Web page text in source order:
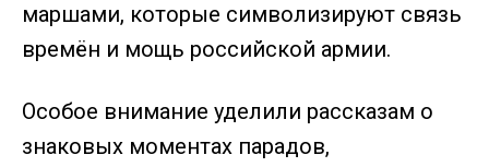
маршами, которые символизируют связь
времён и мощь российской армии.
Особое внимание уделили рассказам о
знаковых моментах парадов,